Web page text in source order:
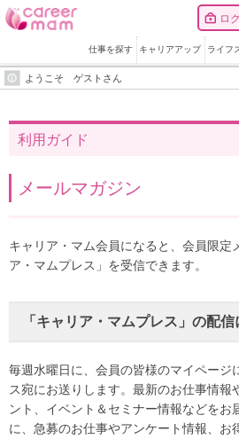
ロ
仕事を探す キャリアアップ ライフ
ようこそ ゲストさん
利用ガイド
メールマガジン
キャリア・マム会員になると、会員限定
ア・マムプレス」を受信できます。
「キャリア・マムプレス」の配信
毎週水曜日に、会員の皆様のマイページ
ス宛にお送りします。最新のお仕事情報
ント、イベント＆セミナー情報などをお
に、急募のお仕事やアンケート情報、お